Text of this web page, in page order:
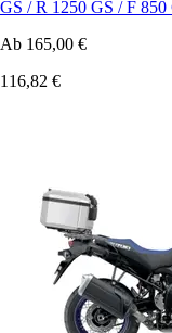
GS / R 1250 GS / F
Ab 165,00 €
116,82 €